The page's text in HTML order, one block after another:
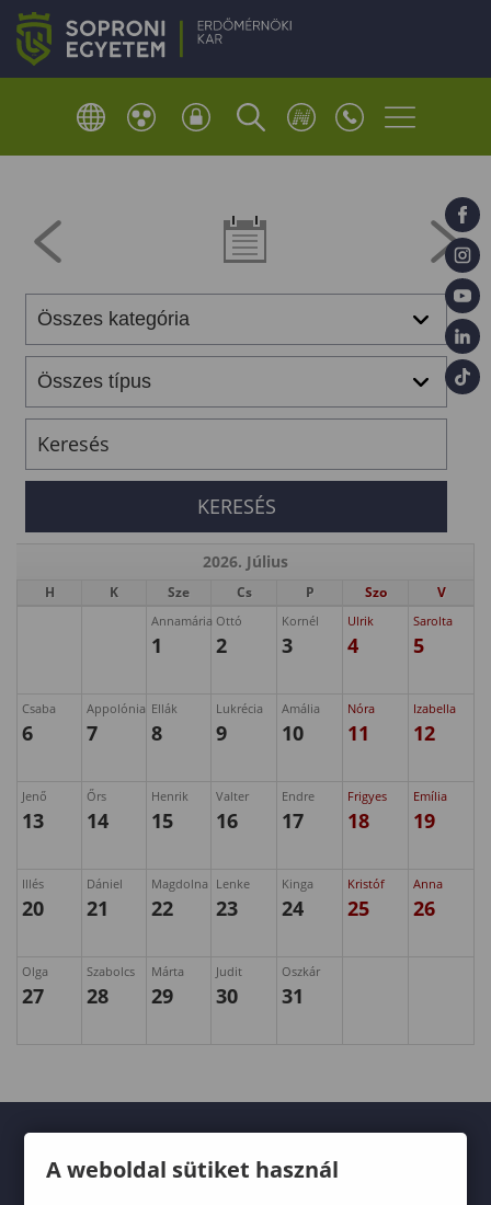
2026. Július
H K Sze Cs P Szo V
Annamária
1
Ottó
2
Kornél
3
Ulrik
4
Sarolta
5
Csaba
6
Appolónia
7
Ellák
8
Lukrécia
9
Amália
10
Nóra
11
Izabella
12
Jenő
13
Őrs
14
Henrik
15
Valter
16
Endre
17
Frigyes
18
Emília
19
Illés
20
Dániel
21
Magdolna
22
Lenke
23
Kinga
24
Kristóf
25
Anna
26
Olga
27
Szabolcs
28
Márta
29
Judit
30
Oszkár
31
A weboldal sütiket használ